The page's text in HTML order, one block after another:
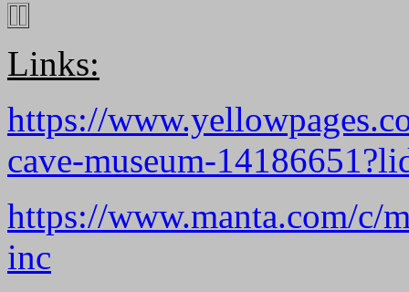
Links:
https://
cave-museum-
https://www.manta.com/c/
inc